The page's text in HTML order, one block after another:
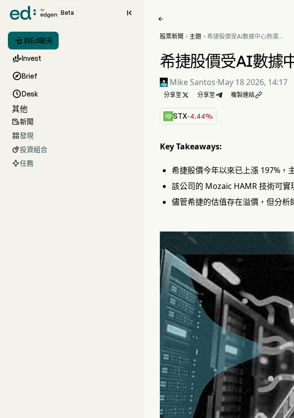
Beta 
 與Ed聊天
Invest
Brief
Desk
其他
新聞
發現
投資組合
任務

股票新聞  主題  希捷股價受AI數據中心熱潮推
希捷股價受AI數據
Mike Santos·May 18 2026, 14:17
分享至  分享至 複製連結
STX-4.44%
Key Takeaways:
希捷股價今年以來已上漲 197%，
該公司的 Mozaic HAMR 技術可實
儘管希捷的估值存在溢價，但分析